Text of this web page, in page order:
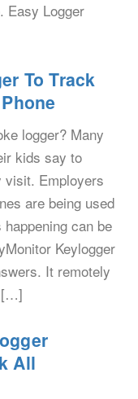
Easy Logger
To Track
logger? Many
kids say to
visit. Employers
are being used
happening can be
Keylogger
It remotely
[…]
All